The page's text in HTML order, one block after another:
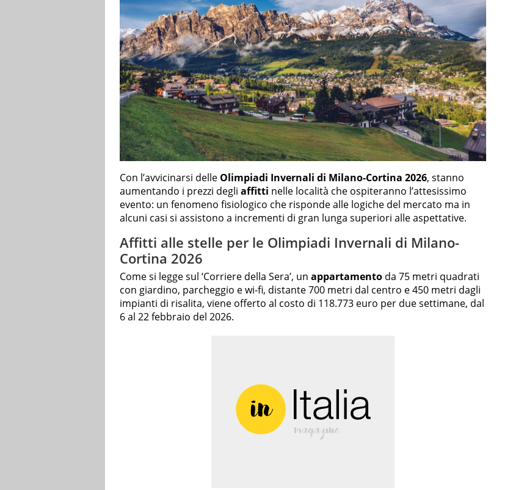
Con l’avvicinarsi delle Olimpiadi Invernali di Milano-Cortina 2026, stanno
aumentando i prezzi degli affitti nelle località che ospiteranno l’attesissimo
evento: un fenomeno fisiologico che risponde alle logiche del mercato ma in
alcuni casi si assistono a incrementi di gran lunga superiori alle aspettative.
Affitti alle stelle per le Olimpiadi Invernali di Milano-
Cortina 2026
Come si legge sul ‘Corriere della Sera’, un appartamento da 75 metri quadrati
con giardino, parcheggio e wi-fi, distante 700 metri dal centro e 450 metri dagli
impianti di risalita, viene offerto al costo di 118.773 euro per due settimane, dal
6 al 22 febbraio del 2026.